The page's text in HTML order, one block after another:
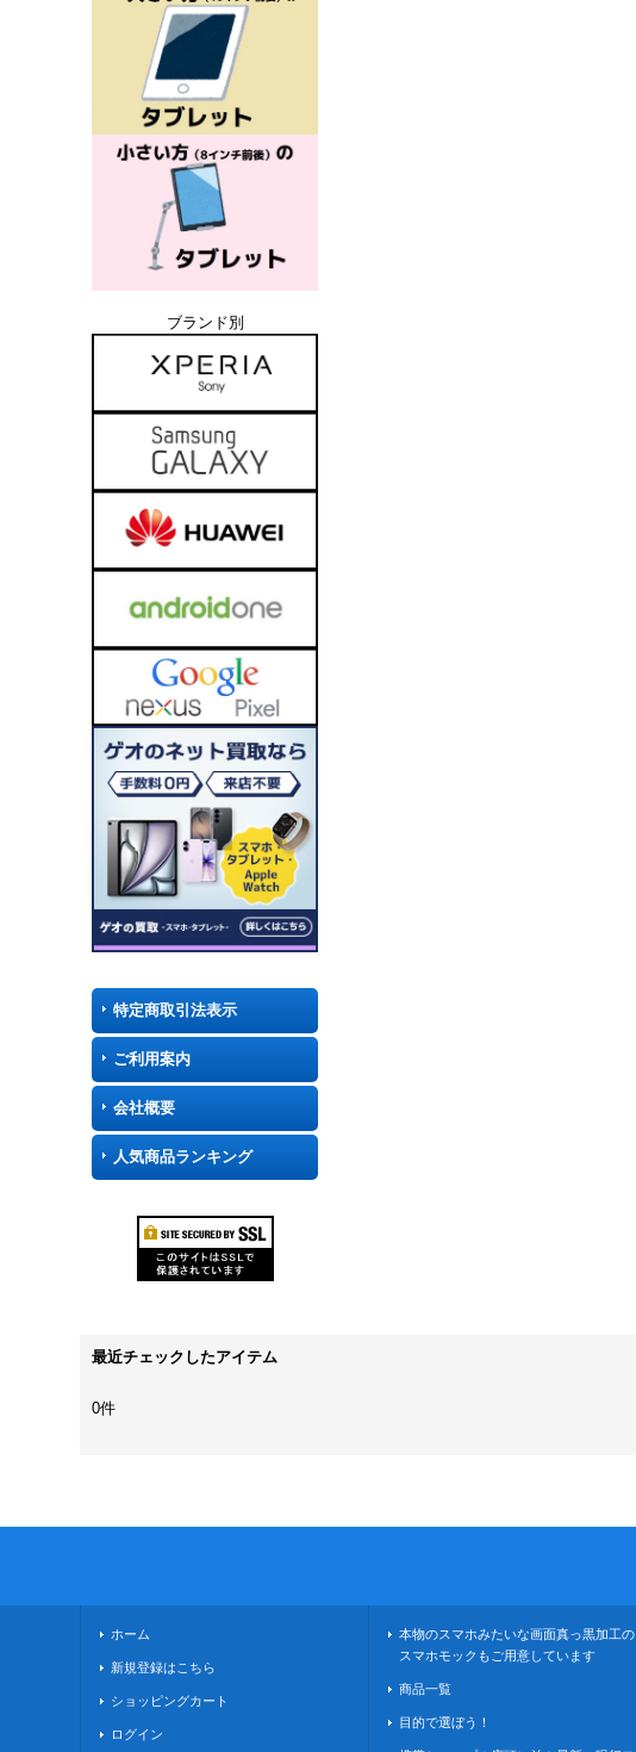
ブランド別
特定商取引法表示
ご利用案内
会社概要
人気商品ランキング
最近チェックしたアイテム
0件
ホーム
新規登録はこちら
ショッピングカート
ログイン
本物のスマホみたいな画面真っ黒加工の
スマホモックもご用意しています
商品一覧
目的で選ぼう！